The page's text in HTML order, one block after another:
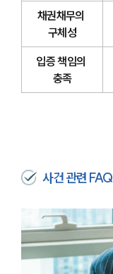
채권채무의
구체성
입증 책임의
충족
사건 관련 FAQ